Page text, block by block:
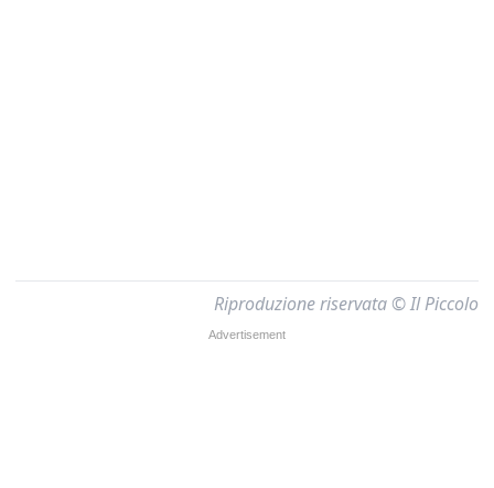
Riproduzione riservata © Il Piccolo